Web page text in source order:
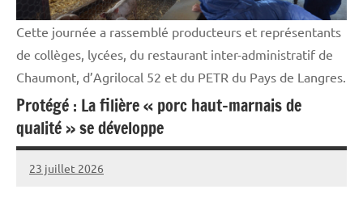
Cette journée a rassemblé producteurs et représentants
de collèges, lycées, du restaurant inter-administratif de
Chaumont, d’Agrilocal 52 et du PETR du Pays de Langres.
Protégé : La filière « porc haut-marnais de
qualité » se développe
23 juillet 2026
Thibaut